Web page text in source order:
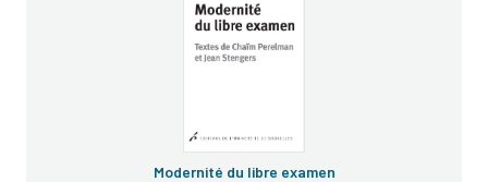
Modernité du libre examen